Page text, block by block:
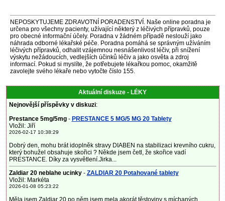
NEPOSKYTUJEME ZDRAVOTNÍ PORADENSTVÍ. Naše online poradna je
určena pro všechny pacienty, užívající některý z léčivých přípravků, pouze
pro obecné informační účely. Poradna v žádném případě neslouží jako
náhrada odborné lékařské péče. Poradna pomáhá se správným užíváním
léčivých přípravků, odhalit vzájemnou nesnášenlivost léčiv, při snížení
výskytu nežádoucích, vedlejších účinků léčiv a jako osvěta a zdroj
informací. Pokud si myslíte, že potřebujete lékařkou pomoc, okamžitě
zavolejte svého lékaře nebo vytočte číslo 155.
Aktuální diskuze - LÉKY
Nejnovější příspěvky v diskuzi:
Prestance 5mg/5mg- PRESTANCE 5 MG/5 MG 20 Tablety
Vložil: Jiří
2026-02-17 10:38:29
Dobrý den, mohu brát idoplněk stravy DIABEN na stabilizaci krevního cukru,
který bohužel obsahuje skořici ? Někde jsem četl, že skořice vadí
PRESTANCE. Díky za vysvětlení.Jirka...
Zaldiar 20 neblahe ucinky- ZALDIAR 20 Potahované tablety
Vložil: Markéta
2026-01-08 05:23:22
Měla jsem Zaldiar 20 po něm jsem mela akorát těstoviny s míchaných